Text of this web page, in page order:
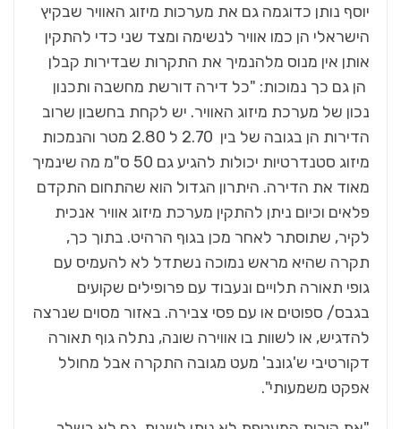
יוסף נותן כדוגמה גם את מערכות מיזוג האוויר שבקיץ
הישראלי הן כמו אוויר לנשימה ומצד שני כדי להתקין
אותן אין מנוס מלהנמיך את התקרות שבדירות קבלן
הן גם כך נמוכות: "כל דירה דורשת מחשבה ותכנון
נכון של מערכת מיזוג האוויר. יש לקחת בחשבון שרוב
הדירות הן בגובה של בין 2.70 ל 2.80 מטר והנמכות
מיזוג סטנדרטיות יכולות להגיע גם 50 ס"מ מה שינמיך
מאוד את הדירה. היתרון הגדול הוא שהתחום התקדם
פלאים וכיום ניתן להתקין מערכת מיזוג אוויר אנכית
לקיר, שתוסתר לאחר מכן בגוף הרהיט. בתוך כך,
תקרה שהיא מראש נמוכה נשתדל לא להעמיס עם
גופי תאורה תלויים ונעבוד עם פרופילים שקועים
בגבס/ ספוטים או עם פסי צבירה. באזור מסוים שנרצה
להדגיש, או לשוות בו אווירה שונה, נתלה גוף תאורה
דקורטיבי ש'גונב' מעט מגובה התקרה אבל מחולל
אפקט משמעותי".